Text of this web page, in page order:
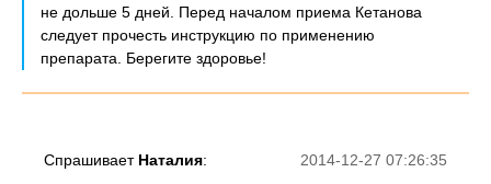
не дольше 5 дней. Перед началом приема Кетанова
следует прочесть инструкцию по применению
препарата. Берегите здоровье!
2014-12-27 07:26:35
Спрашивает Наталия: